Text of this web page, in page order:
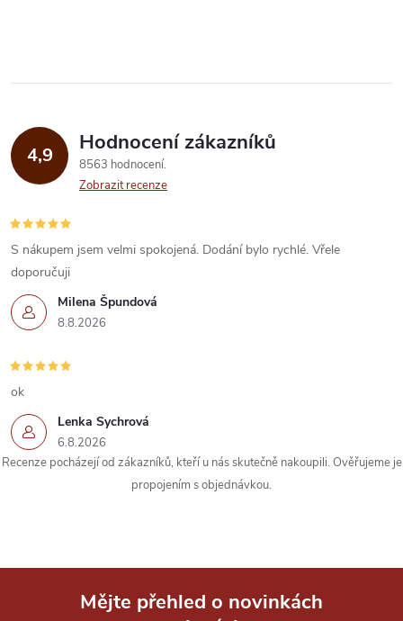
l
d
a
c
í
p
r
v
k
y
v
4,9 Hodnocení zákazníků
8563 hodnocení
Zobrazit recenze
Milena Špundová
8.8.2026
S nákupem jsem velmi spokojená. Dodání bylo rychlé. Vřele
doporučuji
Lenka Sychrová
6.8.2026
ok
Recenze pocházejí od zákazníků, kteří u nás skutečně nakoupili. Ověřujeme je
propojením s objednávkou.
Mějte přehled o novinkách